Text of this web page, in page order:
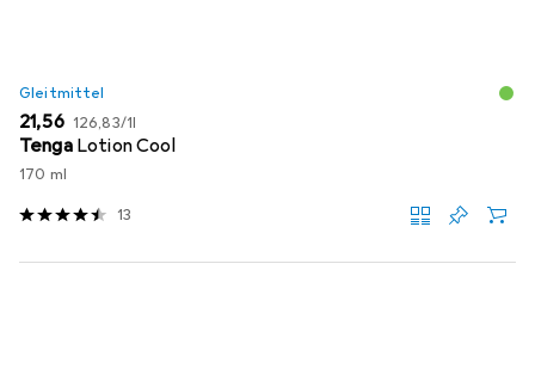
Gleitmittel
EUR
21,56 EUR
126,83/1l
Tenga Lotion Cool
170 ml
13